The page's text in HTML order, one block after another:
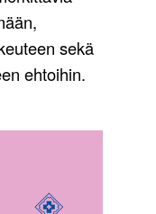
sekä
ehtoihin.